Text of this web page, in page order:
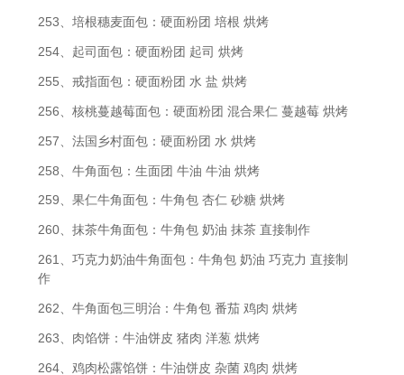
253、培根穗麦面包：硬面粉团 培根 烘烤
254、起司面包：硬面粉团 起司 烘烤
255、戒指面包：硬面粉团 水 盐 烘烤
256、核桃蔓越莓面包：硬面粉团 混合果仁 蔓越莓 烘烤
257、法国乡村面包：硬面粉团 水 烘烤
258、牛角面包：生面团 牛油 牛油 烘烤
259、果仁牛角面包：牛角包 杏仁 砂糖 烘烤
260、抹茶牛角面包：牛角包 奶油 抹茶 直接制作
261、巧克力奶油牛角面包：牛角包 奶油 巧克力 直接制
作
262、牛角面包三明治：牛角包 番茄 鸡肉 烘烤
263、肉馅饼：牛油饼皮 猪肉 洋葱 烘烤
264、鸡肉松露馅饼：牛油饼皮 杂菌 鸡肉 烘烤